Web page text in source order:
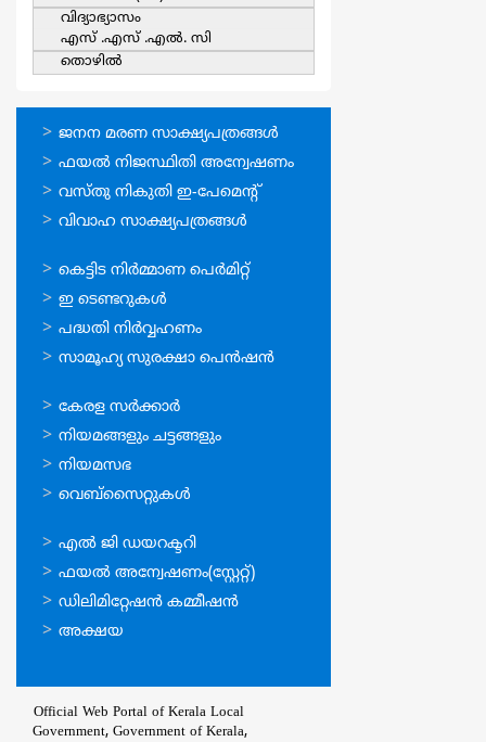
വിദ്യാഭ്യാസം
എസ് .എസ് .എല്‍. സി
തൊഴില്‍
ഓണ്‍ലൈന്‍
സേവനങ്ങള്‍
ജനന മരണ സാക്ഷ്യപത്രങ്ങള്‍
ഫയല്‍ നിജസ്ഥിതി അന്വേഷണം
വസ്തു നികുതി ഇ-പേമെന്റ്
വിവാഹ സാക്ഷ്യപത്രങ്ങള്‍
ഓണ്‍ലൈന്‍
സേവനങ്ങള്‍
കെട്ടിട നിര്‍മ്മാണ പെര്‍മിറ്റ്‌
ഇ ടെണ്ടറുകള്‍
പദ്ധതി നിര്‍വ്വഹണം
സാമൂഹ്യ സുരക്ഷാ പെന്‍ഷന്‍
ഉപയോഗപ്രദമായ
കണ്ണികള്‍
കേരള സര്‍ക്കാര്‍
നിയമങ്ങളും ചട്ടങ്ങളും
നിയമസഭ
വെബ്സൈറ്റുകള്‍
ഉപയോഗപ്രദമായ
കണ്ണികള്‍
എല്‍ ജി ഡയറക്ടറി
ഫയല്‍ അന്വേഷണം(സ്റ്റേറ്റ്)
ഡിലിമിറ്റേഷന്‍ കമ്മീഷന്‍
അക്ഷയ
Official Web Portal of Kerala Local
Government, Government of Kerala,